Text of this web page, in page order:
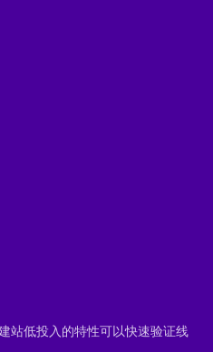
站低投入的特性可以快速验证线